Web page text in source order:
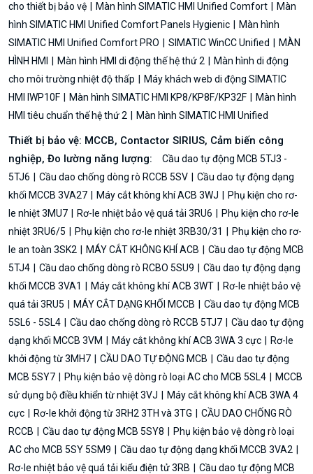
cho thiết bị bảo vệ
Màn hình SIMATIC HMI Unified Comfort
Màn
hình SIMATIC HMI Unified Comfort Panels Hygienic
Màn hình
SIMATIC HMI Unified Comfort PRO
SIMATIC WinCC Unified
MÀN
HÌNH HMI
Màn hình HMI di động thế hệ thứ 2
Màn hình di động
cho môi trường nhiệt độ thấp
Máy khách web di động SIMATIC
HMI IWP10F
Màn hình SIMATIC HMI KP8/KP8F/KP32F
Màn hình
HMI tiêu chuẩn thế hệ thứ 2
Màn hình SIMATIC HMI Unified
Thiết bị bảo vệ: MCCB, Contactor SIRIUS, Cảm biến công
nghiệp, Đo lường năng lượng:
Cầu dao tự động MCB 5TJ3 -
5TJ6
Cầu dao chống dòng rò RCCB 5SV
Cầu dao tự động dạng
khối MCCB 3VA27
Máy cắt không khí ACB 3WJ
Phụ kiện cho rơ-
le nhiệt 3MU7
Rơ-le nhiệt bảo vệ quá tải 3RU6
Phụ kiện cho rơ-le
nhiệt 3RU6/5
Phụ kiện cho rơ-le nhiệt 3RB30/31
Phụ kiện cho rơ-
le an toàn 3SK2
MÁY CẮT KHÔNG KHÍ ACB
Cầu dao tự động MCB
5TJ4
Cầu dao chống dòng rò RCBO 5SU9
Cầu dao tự động dạng
khối MCCB 3VA1
Máy cắt không khí ACB 3WT
Rơ-le nhiệt bảo vệ
quá tải 3RU5
MÁY CẮT DẠNG KHỐI MCCB
Cầu dao tự động MCB
5SL6 - 5SL4
Cầu dao chống dòng rò RCCB 5TJ7
Cầu dao tự động
dạng khối MCCB 3VM
Máy cắt không khí ACB 3WA 3 cực
Rơ-le
khởi động từ 3MH7
CẦU DAO TỰ ĐỘNG MCB
Cầu dao tự động
MCB 5SY7
Phụ kiện bảo vệ dòng rò loại AC cho MCB 5SL4
MCCB
sử dụng bộ điều khiển từ nhiệt 3VJ
Máy cắt không khí ACB 3WA 4
cực
Rơ-le khởi động từ 3RH2 3TH và 3TG
CẦU DAO CHỐNG RÒ
RCCB
Cầu dao tự động MCB 5SY8
Phụ kiện bảo vệ dòng rò loại
AC cho MCB 5SY 5SM9
Cầu dao tự động dạng khối MCCB 3VA2
Rơ-le nhiệt bảo vệ quá tải kiểu điện tử 3RB
Cầu dao tự động MCB